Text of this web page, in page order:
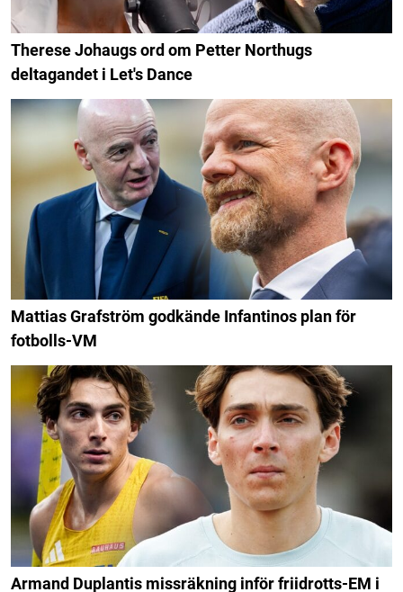
Therese Johaugs ord om Petter Northugs
deltagandet i Let's Dance
Mattias Grafström godkände Infantinos plan för
fotbolls-VM
Armand Duplantis missräkning inför friidrotts-EM i